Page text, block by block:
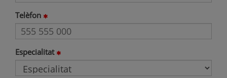
Telèfon
Especialitat